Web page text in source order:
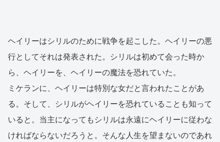
ヘイリーはシリルのために戦争を起こした。ヘイリーの悪
行としてそれは発表された。シリルは初めて会った時か
ら、ヘイリーを、ヘイリーの魔法を恐れていた。
ミケランに、ヘイリーは特別な女だと言われたことがあ
る。そして、シリルがヘイリーを恐れていることも知って
いると。当主になってもシリルは永遠にヘイリーに従わな
ければならないだろうと。そんな人生を望まないのであれ